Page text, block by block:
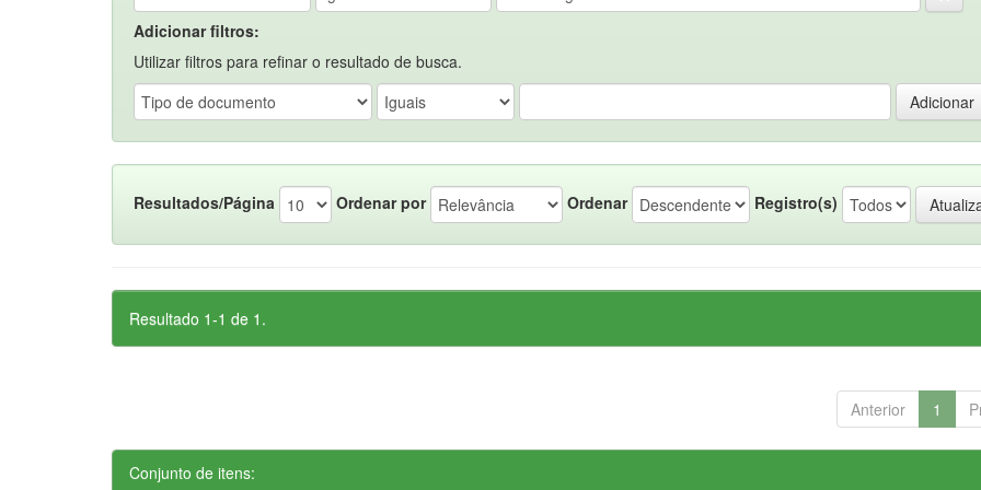
Adicionar filtros:
Utilizar filtros para refinar o resultado de busca.
Resultados/Página Ordenar por Ordenar Registro(s)
Resultado 1-1 de 1.
Anterior 1
Conjunto de itens: